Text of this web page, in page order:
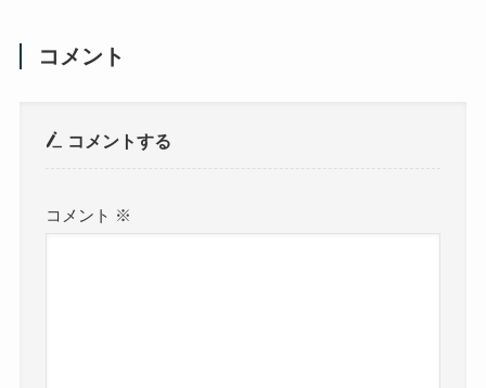
コメント
コメントする
コメント ※